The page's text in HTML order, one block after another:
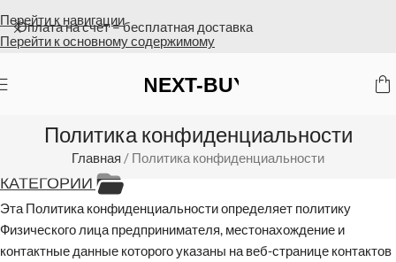
Перейти к навигации
Перейти к основному содержимому
Оплата на счет = бесплатная доставка
Политика конфиденциальности
Главная / Политика конфиденциальности
КАТЕГОРИИ
Эта Политика конфиденциальности определяет политику
Физического лица предпринимателя, местонахождение и
контактные данные которого указаны на веб-странице контактов